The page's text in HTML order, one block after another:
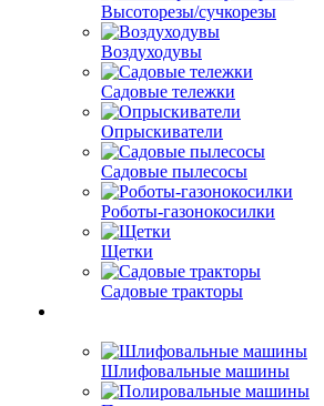
Высоторезы/сучкорезы
Воздуходувы
Садовые тележки
Опрыскиватели
Садовые пылесосы
Роботы-газонокосилки
Щетки
Садовые тракторы
Шлифовальные машины